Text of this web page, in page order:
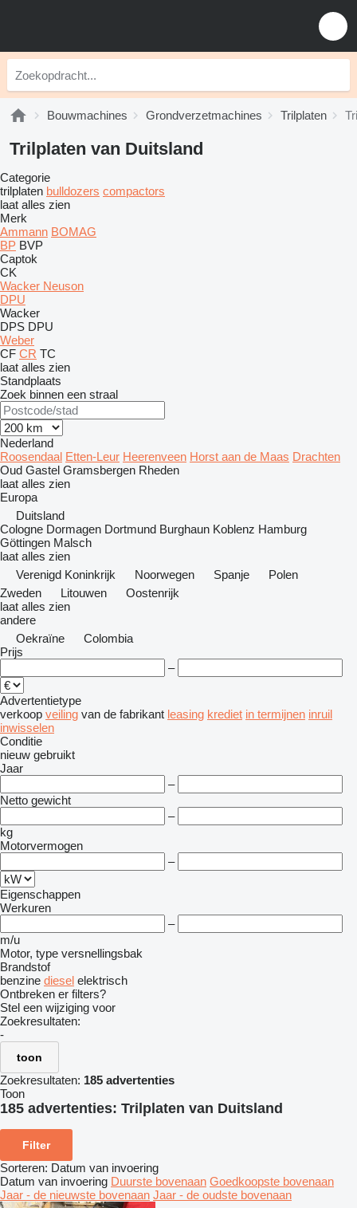
Bouwmachines Grondverzetmachines Trilplaten
Trilplaten van Duitsland
Categorie
trilplaten bulldozers compactors
laat alles zien
Merk
Ammann BOMAG
BP BVP
Captok
CK
Wacker Neuson
DPU
Wacker
DPS DPU
Weber
CF CR TC
laat alles zien
Standplaats
Zoek binnen een straal
Nederland
Roosendaal Etten-Leur Heerenveen Horst aan de Maas Drachten
Oud Gastel Gramsbergen Rheden
laat alles zien
Europa
Duitsland
Cologne Dormagen Dortmund Burghaun Koblenz Hamburg
Göttingen Malsch
laat alles zien
Verenigd Koninkrijk
Noorwegen Spanje
Polen
Zweden
Litouwen
Oostenrijk
laat alles zien
andere
Oekraïne
Colombia
Prijs
–
Advertentietype
verkoop veiling van de fabrikant leasing krediet in termijnen inruil
inwisselen
Conditie
nieuw gebruikt
Jaar
–
Netto gewicht
–
kg
Motorvermogen
–
Eigenschappen
Werkuren
–
m/u
Motor, type versnellingsbak
Brandstof
benzine diesel elektrisch
Ontbreken er filters?
Stel een wijziging voor
Zoekresultaten:
-
toon
Zoekresultaten: 185 advertenties
Toon
185 advertenties: Trilplaten van Duitsland
Filter
Sorteren: Datum van invoering
Datum van invoering Duurste bovenaan Goedkoopste bovenaan
Jaar - de nieuwste bovenaan Jaar - de oudste bovenaan